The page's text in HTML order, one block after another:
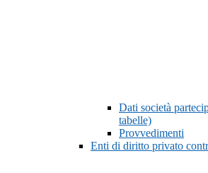
Dati società
tabelle)
Provvedimenti
Enti di diritto privato